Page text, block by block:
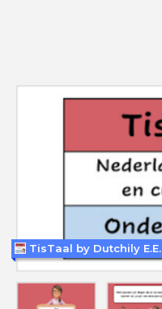
TisTaal by Dutchily E.E.